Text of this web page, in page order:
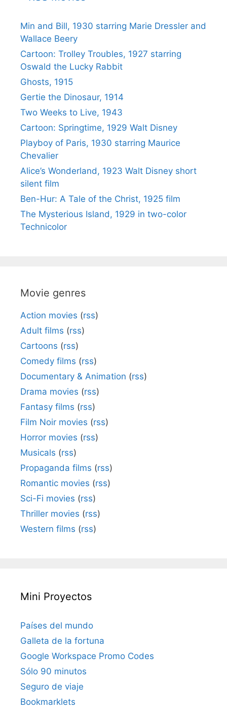
Min and Bill, 1930 starring Marie Dressler and
Wallace Beery
Cartoon: Trolley Troubles, 1927 starring
Oswald the Lucky Rabbit
Ghosts, 1915
Gertie the Dinosaur, 1914
Two Weeks to Live, 1943
Cartoon: Springtime, 1929 Walt Disney
Playboy of Paris, 1930 starring Maurice
Chevalier
Alice’s Wonderland, 1923 Walt Disney short
silent film
Ben-Hur: A Tale of the Christ, 1925 film
The Mysterious Island, 1929 in two-color
Technicolor
Movie genres
Action movies (rss)
Adult films (rss)
Cartoons (rss)
Comedy films (rss)
Documentary & Animation (rss)
Drama movies (rss)
Fantasy films (rss)
Film Noir movies (rss)
Horror movies (rss)
Musicals (rss)
Propaganda films (rss)
Romantic movies (rss)
Sci-Fi movies (rss)
Thriller movies (rss)
Western films (rss)
Mini Proyectos
Países del mundo
Galleta de la fortuna
Google Workspace Promo Codes
Sólo 90 minutos
Seguro de viaje
Bookmarklets